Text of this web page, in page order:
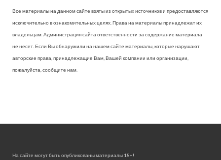
Все материалы на данном сайте взяты из открытых источников и предоставляются
исключительно в ознакомительных целях. Права на материалы принадлежат их
владельцам. Администрация сайта ответственности за содержание материала
не несет. Если Вы обнаружили на нашем сайте материалы, которые нарушают
авторские права, принадлежащие Вам, Вашей компании или организации,
пожалуйста, сообщите нам.
На сайте могут быть опубликованы материалы 18+!